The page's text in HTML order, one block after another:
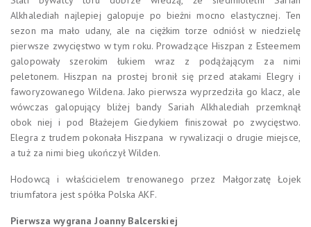
Alkhalediah najlepiej galopuje po bieżni mocno elastycznej. Ten
sezon ma mało udany, ale na ciężkim torze odniósł w niedzielę
pierwsze zwycięstwo w tym roku. Prowadzące Hiszpan z Esteemem
galopowały szerokim łukiem wraz z podążającym za nimi
peletonem. Hiszpan na prostej bronił się przed atakami Elegry i
faworyzowanego Wildena. Jako pierwsza wyprzedziła go klacz, ale
wówczas galopujący bliżej bandy Sariah Alkhalediah przemknął
obok niej i pod Błażejem Giedykiem finiszował po zwycięstwo.
Elegra z trudem pokonała Hiszpana w rywalizacji o drugie miejsce,
a tuż za nimi bieg ukończył Wilden.
Hodowcą i właścicielem trenowanego przez Małgorzatę Łojek
triumfatora jest spółka Polska AKF.
Pierwsza wygrana Joanny Balcerskiej